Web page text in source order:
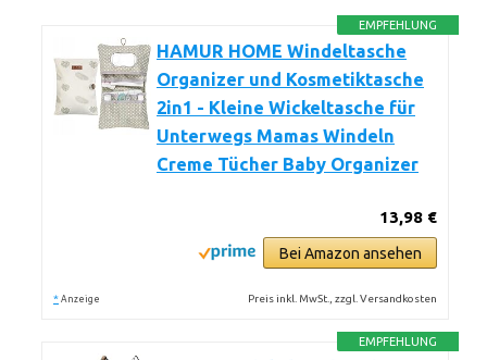
EMPFEHLUNG
HAMUR HOME Windeltasche
Organizer und Kosmetiktasche
2in1 - Kleine Wickeltasche für
Unterwegs Mamas Windeln
Creme Tücher Baby Organizer
13,98 €
Bei Amazon ansehen
* Anzeige Preis inkl. MwSt., zzgl. Versandkosten
EMPFEHLUNG